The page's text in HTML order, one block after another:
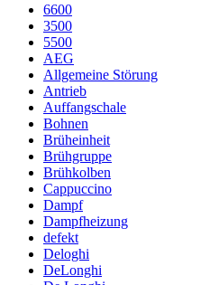
6600
3500
5500
AEG
Allgemeine Störung
Antrieb
Auffangschale
Bohnen
Brüheinheit
Brühgruppe
Brühkolben
Cappuccino
Dampf
Dampfheizung
defekt
Deloghi
DeLonghi